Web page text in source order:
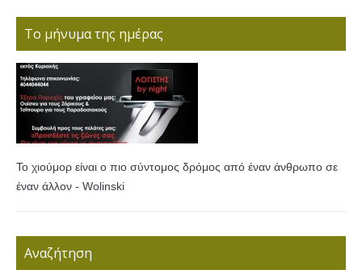
Το μήνυμα της ημέρας
Το χιούμορ είναι ο πιο σύντομος δρόμος από έναν άνθρωπο σε
έναν άλλον - Wolinski
Αναζήτηση